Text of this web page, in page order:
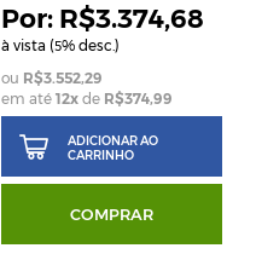
R$3.374,68
à vista (5% desc.)
R$3.552,29
em até 12xde R$374,99
ADICIONAR AO
CARRINHO
COMPRAR